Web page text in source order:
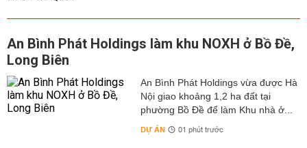
An Bình Phát Holdings làm khu NOXH ở Bồ Đề,
Long Biên
An Bình Phát Holdings vừa được Hà
Nội giao khoảng 1,2 ha đất tại
phường Bồ Đề để làm Khu nhà ở...
DỰ ÁN 01 phút trước